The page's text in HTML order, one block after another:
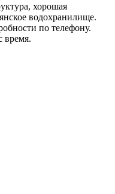
хорошая
водохранилище.
по телефону.
время.